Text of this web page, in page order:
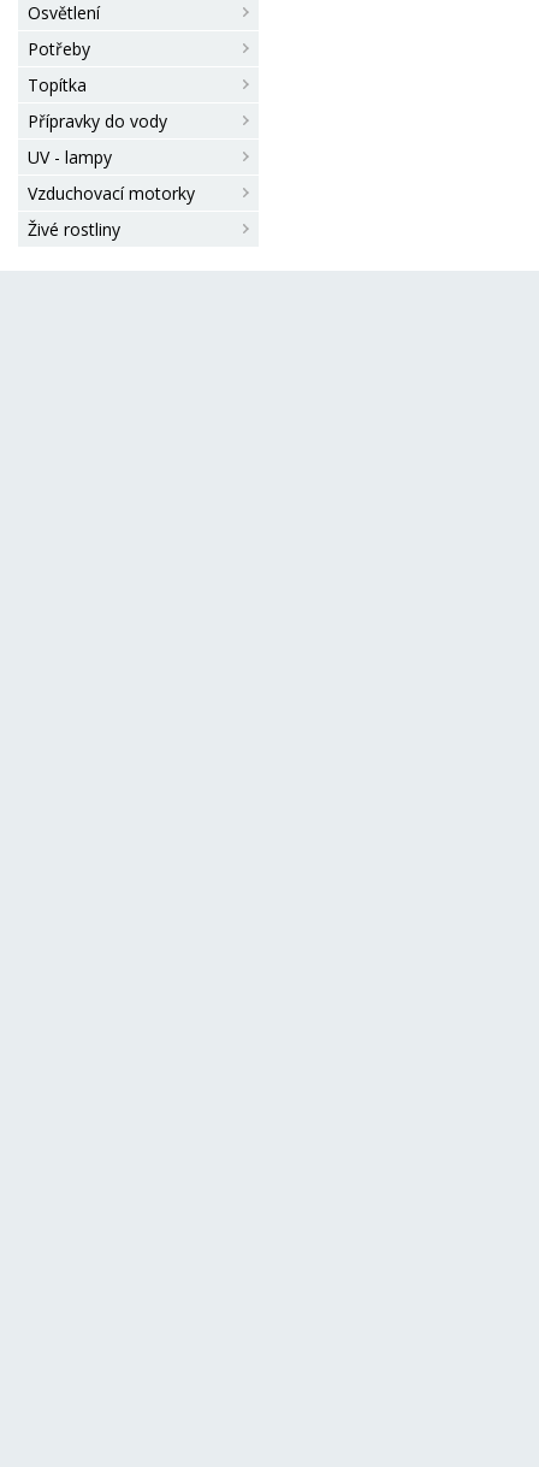
Osvětlení
Potřeby
Topítka
Přípravky do vody
UV - lampy
Vzduchovací motorky
Živé rostliny